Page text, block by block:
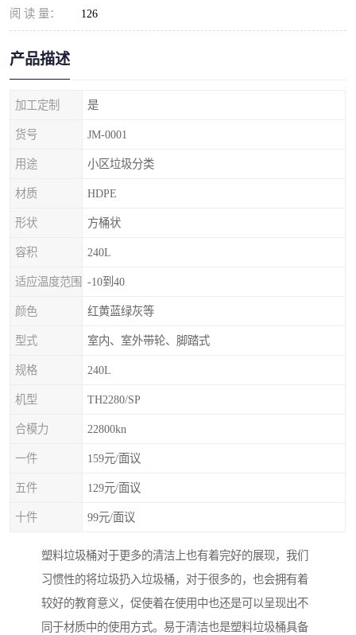
阅 读 量： 126
产品描述
加工定制 是
货号 JM-0001
用途 小区垃圾分类
材质 HDPE
形状 方桶状
容积 240L
适应温度范围 -10到40
颜色 红黄蓝绿灰等
型式 室内、室外带轮、脚踏式
规格 240L
机型 TH2280/SP
合模力 22800kn
一件 159元/面议
五件 129元/面议
十件 99元/面议
塑料垃圾桶对于更多的清洁上也有着完好的展现，我们
习惯性的将垃圾扔入垃圾桶，对于很多的，也会拥有着
较好的教育意义，促使着在使用中也还是可以呈现出不
同于材质中的使用方式。易于清洁也是塑料垃圾桶具备